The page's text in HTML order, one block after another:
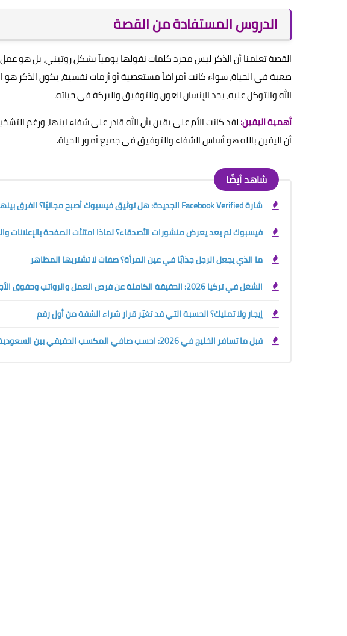
الدروس المستفادة من القصة
القصة تعلمنا أن الذكر ليس مجرد كلمات نقولها يومياً بشكل روتيني، بل هو عمل
صعبة في الحياة، سواء كانت أمراضاً مستعصية أو أزمات نفسية، يكون الذكر هو
الله والتوكل عليه، يجد الإنسان العون والتوفيق والبركة في حياته.
أهمية اليقين:لقد كانت الأم على يقين بأن الله قادر على شفاء ابنها، ورغم
أن اليقين بالله هو أساس الشفاء والتوفيق في جميع أمور الحياة.
شاهد أيضًا
شارة Facebook Verified الجديدة: هل توثيق فيسبوك أصبح مجانيًا؟ الفرق بينها وبين العلامة الزرقاء
فيسبوك لم يعد يعرض منشورات الأصدقاء؟ لماذا امتلأت الصفحة بالإعلانات
ما الذي يجعل الرجل جذابًا في عين المرأة؟ صفات لا تشتريها المظاهر
الشغل في تركيا 2026: الحقيقة الكاملة عن فرص العمل والرواتب وحقوق الأجانب قبل السفر
إيجار ولا تمليك؟ الحسبة التي قد تغيّر قرار شراء الشقة من أول رقم
قبل ما تسافر الخليج في 2026: احسب صافي المكسب الحقيقي بين السعودية والإمارات والكويت